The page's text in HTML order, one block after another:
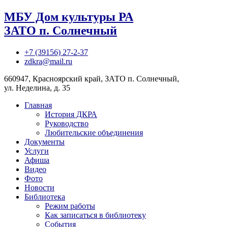
МБУ Дом культуры РА
ЗАТО п. Солнечный
+7 (39156) 27-2-37
zdkra@mail.ru
660947, Красноярский край, ЗАТО п. Солнечный,
ул. Неделина, д. 35
Главная
История ДКРА
Руководство
Любительские объединения
Документы
Услуги
Афиша
Видео
Фото
Новости
Библиотека
Режим работы
Как записаться в библиотеку
События